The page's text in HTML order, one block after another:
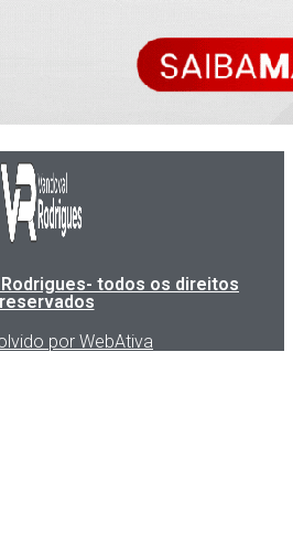
todos os direitos
reservados
por WebAtiva